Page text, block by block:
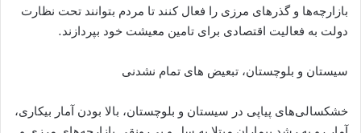
بازارچه‌ها و گذرهای مرزی را فعال کنند تا مردم بتوانند تحت نظارت
دولت به فعالیت اقتصادی برای تامین معیشت خود بپردازند.
سیستان و بلوچستان، تبعیض های تمام نشدنی
خشکسالی‌های پیاپی در سیستان و بلوچستان، بالا بودن آمار بیکاری،